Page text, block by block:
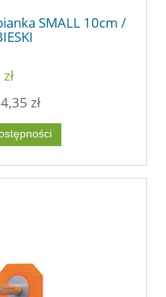
SMALL 10cm /
zł